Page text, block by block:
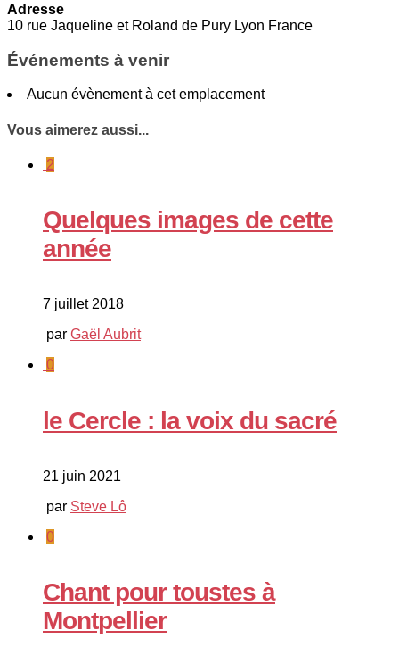
Adresse
10 rue Jaqueline et Roland de Pury Lyon France
Événements à venir
Aucun évènement à cet emplacement
Vous aimerez aussi...
2
Quelques images de cette
année
7 juillet 2018
par Gaël Aubrit
0
le Cercle : la voix du sacré
21 juin 2021
par Steve Lô
0
Chant pour toustes à
Montpellier